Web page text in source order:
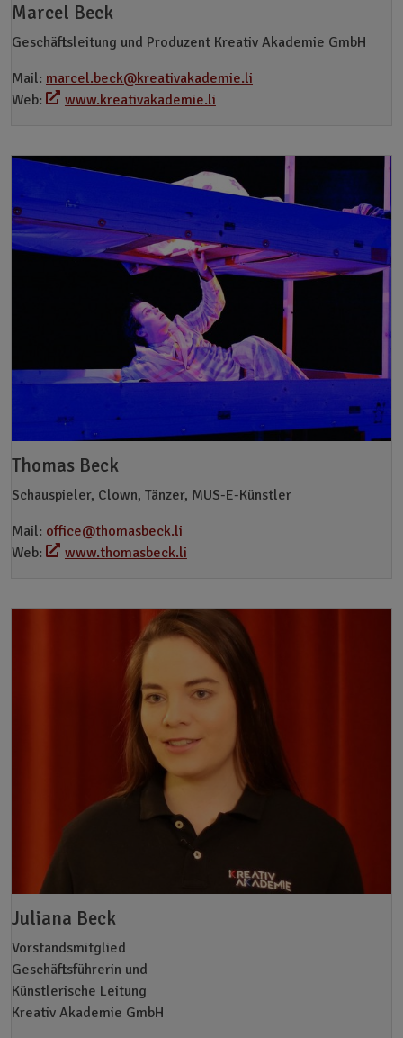
Marcel Beck
Geschäftsleitung und Produzent Kreativ Akademie GmbH
Mail: marcel.beck@kreativakademie.li
Web:
www.kreativakademie.li
Thomas Beck
Schauspieler, Clown, Tänzer, MUS-E-Künstler
Mail: office@thomasbeck.li
Web:
www.thomasbeck.li
Juliana Beck
Vorstandsmitglied
Geschäftsführerin und
Künstlerische Leitung
Kreativ Akademie GmbH